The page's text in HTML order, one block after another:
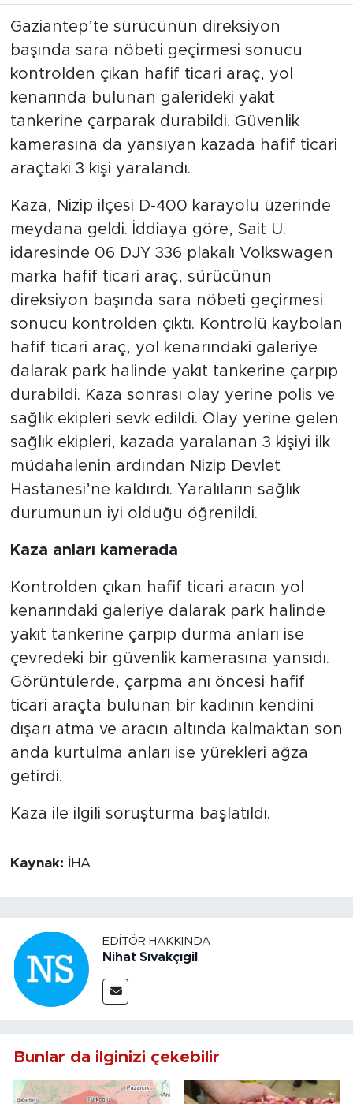
Gaziantep’te sürücünün direksiyon
başında sara nöbeti geçirmesi sonucu
kontrolden çıkan hafif ticari araç, yol
kenarında bulunan galerideki yakıt
tankerine çarparak durabildi. Güvenlik
kamerasına da yansıyan kazada hafif ticari
araçtaki 3 kişi yaralandı.
Kaza, Nizip ilçesi D-400 karayolu üzerinde
meydana geldi. İddiaya göre, Sait U.
idaresinde 06 DJY 336 plakalı Volkswagen
marka hafif ticari araç, sürücünün
direksiyon başında sara nöbeti geçirmesi
sonucu kontrolden çıktı. Kontrolü kaybolan
hafif ticari araç, yol kenarındaki galeriye
dalarak park halinde yakıt tankerine çarpıp
durabildi. Kaza sonrası olay yerine polis ve
sağlık ekipleri sevk edildi. Olay yerine gelen
sağlık ekipleri, kazada yaralanan 3 kişiyi ilk
müdahalenin ardından Nizip Devlet
Hastanesi’ne kaldırdı. Yaralıların sağlık
durumunun iyi olduğu öğrenildi.
Kaza anları kamerada
Kontrolden çıkan hafif ticari aracın yol
kenarındaki galeriye dalarak park halinde
yakıt tankerine çarpıp durma anları ise
çevredeki bir güvenlik kamerasına yansıdı.
Görüntülerde, çarpma anı öncesi hafif
ticari araçta bulunan bir kadının kendini
dışarı atma ve aracın altında kalmaktan son
anda kurtulma anları ise yürekleri ağza
getirdi.
Kaza ile ilgili soruşturma başlatıldı.
Kaynak: İHA
EDITÖR HAKKINDA
Nihat Sıvakçıgil
Bunlar da ilginizi çekebilir